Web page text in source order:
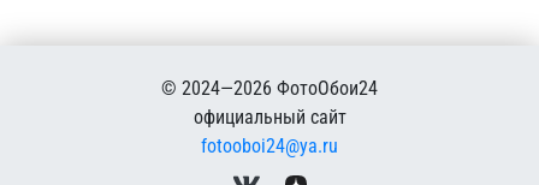
© 2024—2026 ФотоОбои24
официальный сайт
fotooboi24@ya.ru